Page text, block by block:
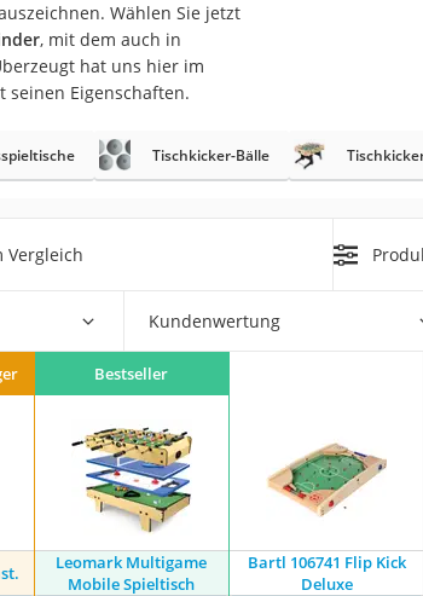
Wählen Sie jetzt
, mit dem auch in
hat uns hier im
seinen Eigenschaften.
Tischkicker-Bälle
Vergleich
Kundenwertung
Bestseller
Leomark Multigame
Mobile Spieltisch
Bartl 106741 Flip Kick
Deluxe